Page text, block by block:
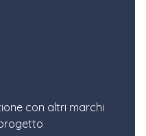
con altri marchi